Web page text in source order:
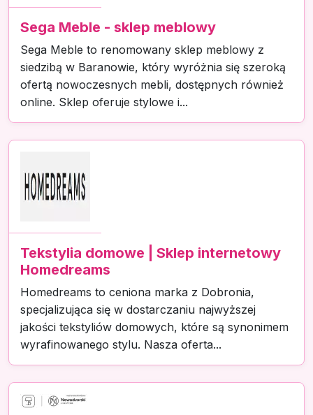
Sega Meble - sklep meblowy
Sega Meble to renomowany sklep meblowy z
siedzibą w Baranowie, który wyróżnia się szeroką
ofertą nowoczesnych mebli, dostępnych również
online. Sklep oferuje stylowe i...
Tekstylia domowe | Sklep internetowy
Homedreams
Homedreams to ceniona marka z Dobronia,
specjalizująca się w dostarczaniu najwyższej
jakości tekstyliów domowych, które są synonimem
wyrafinowanego stylu. Nasza oferta...